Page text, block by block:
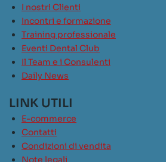
I nostri Clienti
Incontri e formazione
Training professionale
Eventi Dental Club
Il Team e i Consulenti
Daily News
LINK UTILI
E-commerce
Contatti
Condizioni di vendita